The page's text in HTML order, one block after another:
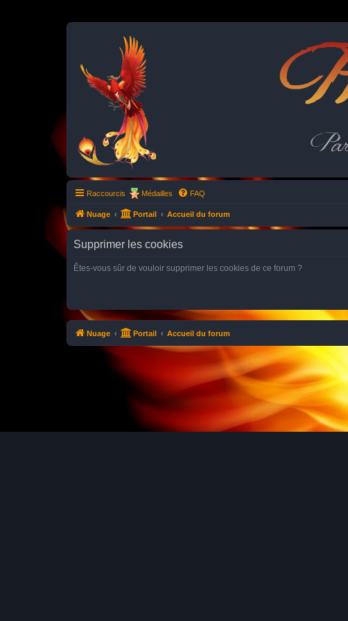
Raccourcis Médailles FAQ
Nuage Portail Accueil du forum
Supprimer les cookies
Êtes-vous sûr de vouloir supprimer les cookies de ce forum ?
Nuage Portail Accueil du forum